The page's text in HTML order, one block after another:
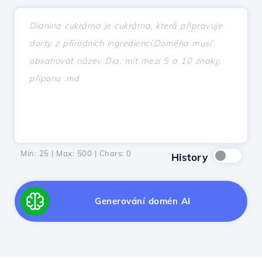
Min: 25 | Max: 500 | Chars: 0 History
Generování domén AI